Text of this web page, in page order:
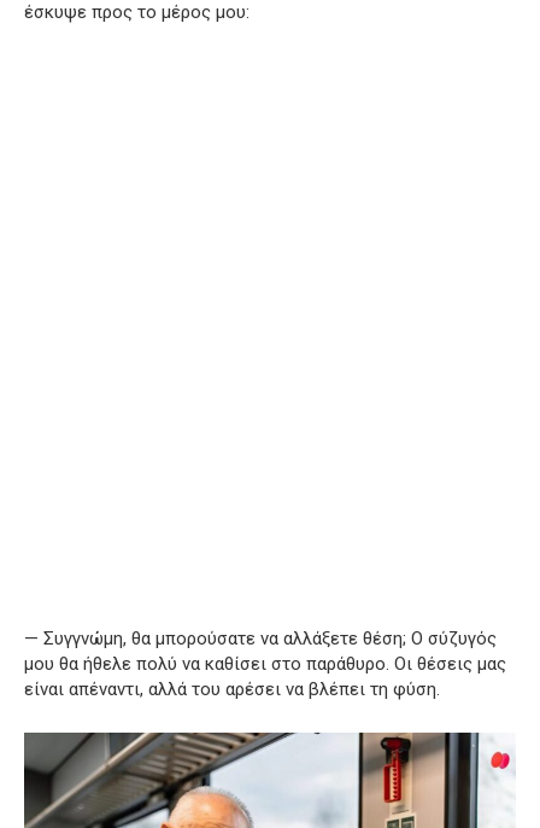
έσκυψε προς το μέρος μου:
— Συγγνώμη, θα μπορούσατε να αλλάξετε θέση; Ο σύζυγός
μου θα ήθελε πολύ να καθίσει στο παράθυρο. Οι θέσεις μας
είναι απέναντι, αλλά του αρέσει να βλέπει τη φύση.